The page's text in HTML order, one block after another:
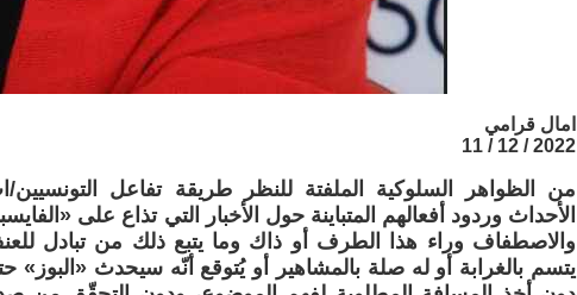
امال قرامي
2022 / 12 / 11
من الظواهر السلوكية الملفتة للنظر طريقة تفاعل
الأحداث وردود أفعالهم المتباينة حول الأخبار التي تذاع على
والاصطفاف وراء هذا الطرف أو ذاك وما يتبع ذلك من تبادل
يتسم بالغرابة أو له صلة بالمشاهير أو يُتوقع أنّه سيحدث «البوز»